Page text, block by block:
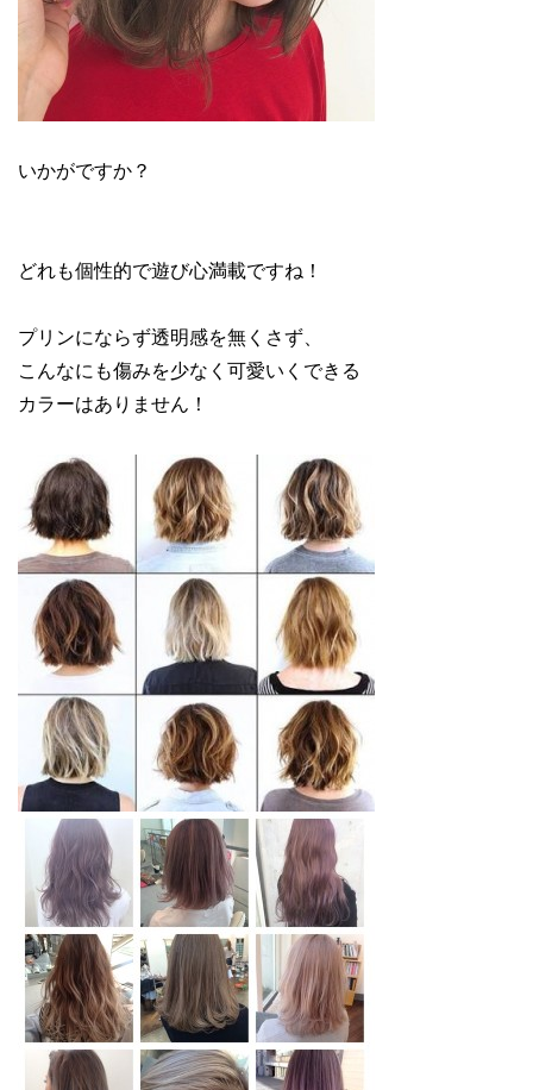
いかがですか？
どれも個性的で遊び心満載ですね！
プリンにならず透明感を無くさず、
こんなにも傷みを少なく可愛いくできる
カラーはありません！